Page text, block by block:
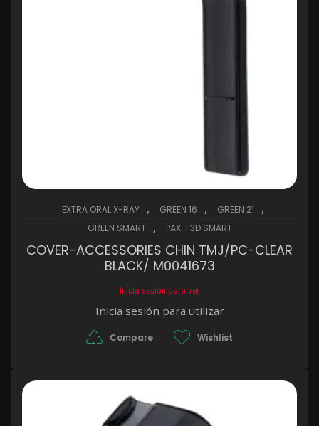
EXTRA ORAL X-RAY , GREEN 16 , GREEN 21 ,
GREEN SMART , PAX-I 3D SMART
COVER-ACCESSORIES CHIN TMJ/PC-CLEAR
BLACK/ M0041673
Inicia sesión para ver
Inicia sesión para utilizar
Compare Wishlist